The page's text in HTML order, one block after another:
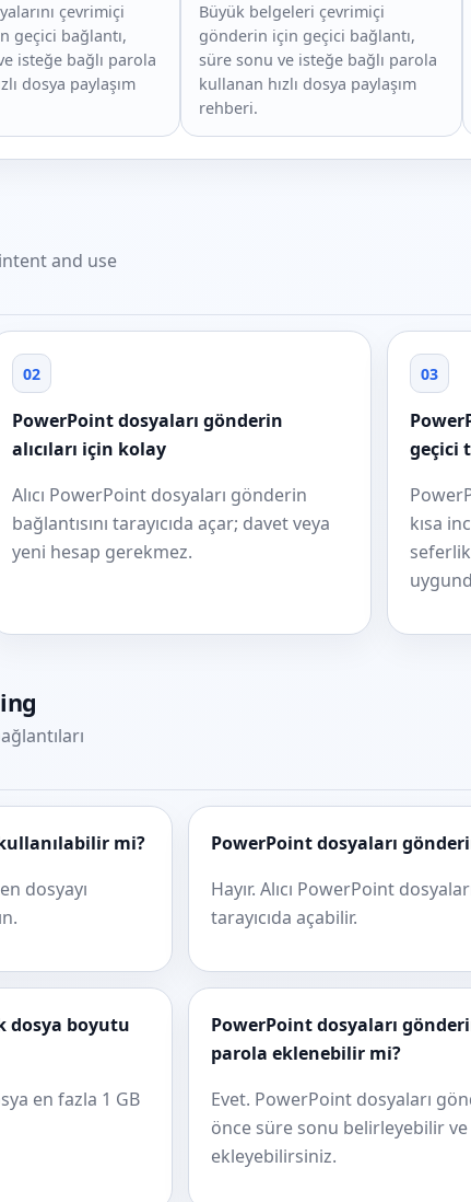
çevrimiçi
geçici bağlantı,
isteğe bağlı parola
dosya paylaşım
Büyük belgeleri çevrimiçi
gönderin için geçici bağlantı,
süre sonu ve isteğe bağlı parola
kullanan hızlı dosya paylaşım
rehberi.
and use
02
PowerPoint dosyaları gönderin
alıcıları için kolay
Alıcı PowerPoint dosyaları gönderin
bağlantısını tarayıcıda açar; davet veya
yeni hesap gerekmez.
03
geçici
kısa
mi?
dosyayı
PowerPoint dosyaları
Hayır. Alıcı PowerPoint
tarayıcıda açabilir.
dosya boyutu
en fazla 1 GB
PowerPoint dosyaları
parola eklenebilir mi?
Evet. PowerPoint dosyaları
önce süre sonu belirleyebilir
ekleyebilirsiniz.